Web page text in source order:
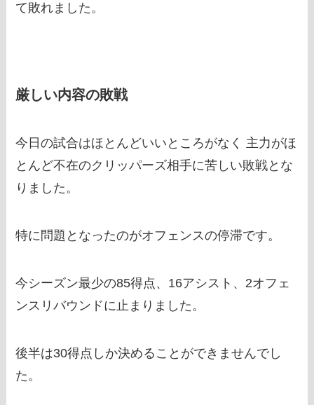
て敗れました。
厳しい内容の敗戦
今日の試合はほとんどいいところがなく 主力がほ
とんど不在のクリッパーズ相手に苦しい敗戦とな
りました。
特に問題となったのがオフェンスの停滞です。
今シーズン最少の85得点、16アシスト、2オフェ
ンスリバウンドに止まりました。
後半は30得点しか決めることができませんでし
た。